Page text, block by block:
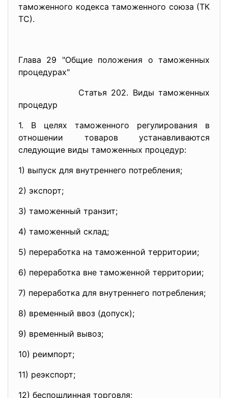
таможенного кодекса таможенного союза (ТК
ТС).
Глава 29 "Общие положения о таможенных
процедурах"
Статья 202. Виды таможенных
процедур
1. В целях таможенного регулирования в
отношении товаров устанавливаются
следующие виды таможенных процедур:
1) выпуск для внутреннего потребления;
2) экспорт;
3) таможенный транзит;
4) таможенный склад;
5) переработка на таможенной территории;
6) переработка вне таможенной территории;
7) переработка для внутреннего потребления;
8) временный ввоз (допуск);
9) временный вывоз;
10) реимпорт;
11) реэкспорт;
12) беспошлинная торговля;